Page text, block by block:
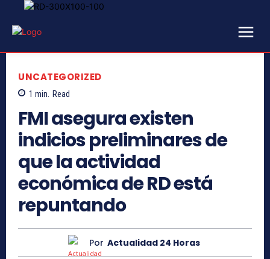
UNCATEGORIZED
1 min. Read
FMI asegura existen
indicios preliminares de
que la actividad
económica de RD está
repuntando
Por Actualidad 24 Horas